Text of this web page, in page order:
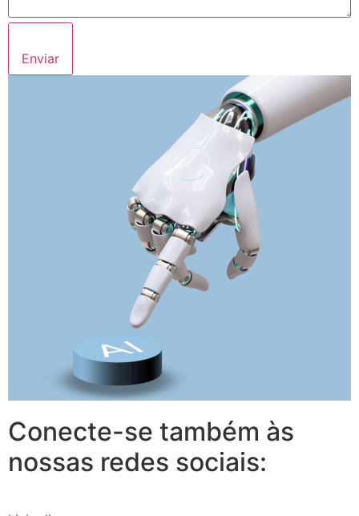
Enviar
Conecte-se também às
nossas redes sociais: